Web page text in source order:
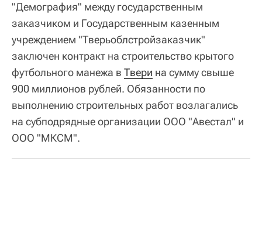
"Демография" между государственным
заказчиком и Государственным казенным
учреждением "Тверьоблстройзаказчик"
заключен контракт на строительство крытого
футбольного манежа в Твери на сумму свыше
900 миллионов рублей. Обязанности по
выполнению строительных работ возлагались
на субподрядные организации ООО "Авестал" и
ООО "МКСМ".